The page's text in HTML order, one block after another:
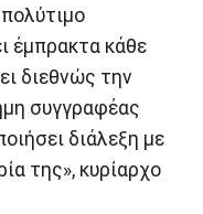
έμπρακτα κάθε
διεθνώς την
συγγραφέας
διάλεξη με
της», κυρίαρχο